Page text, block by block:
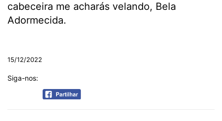
cabeceira me acharás velando, Bela
Adormecida.
15/12/2022
Siga-nos: